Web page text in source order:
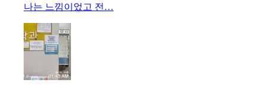
나는 느낌이었고 전…